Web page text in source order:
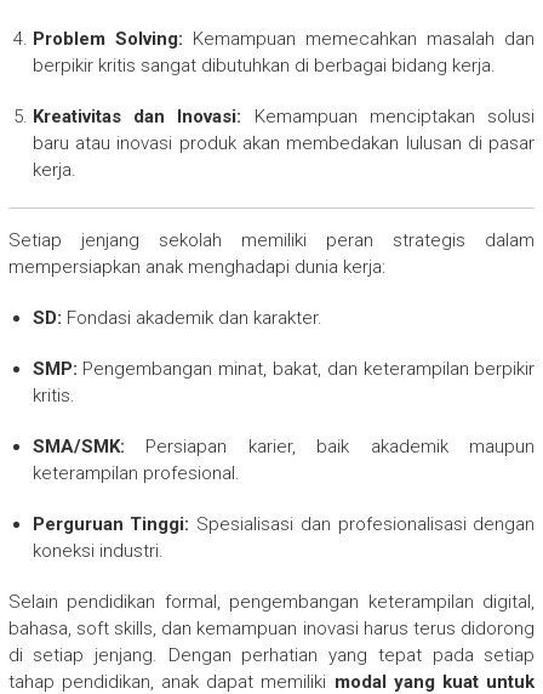
Problem Solving: Kemampuan memecahkan masalah dan
berpikir kritis sangat dibutuhkan di berbagai bidang kerja.
Kreativitas dan Inovasi: Kemampuan menciptakan solusi
baru atau inovasi produk akan membedakan lulusan di pasar
kerja.
Setiap jenjang sekolah memiliki peran strategis dalam
mempersiapkan anak menghadapi dunia kerja:
SD: Fondasi akademik dan karakter.
SMP: Pengembangan minat, bakat, dan keterampilan berpikir
kritis.
SMA/SMK: Persiapan karier, baik akademik maupun
keterampilan profesional.
Perguruan Tinggi: Spesialisasi dan profesionalisasi dengan
koneksi industri.
Selain pendidikan formal, pengembangan keterampilan digital,
bahasa, soft skills, dan kemampuan inovasi harus terus didorong
di setiap jenjang. Dengan perhatian yang tepat pada setiap
tahap pendidikan, anak dapat memiliki modal yang kuat untuk